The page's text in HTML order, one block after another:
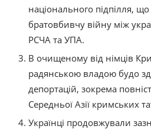
національного підпілля,
братовбивчу війну між
РСЧА та УПА.
В очищеному від німців
радянською владою будо
депортацій, зокрема
Середньої Азії кримських
Українці продовжували